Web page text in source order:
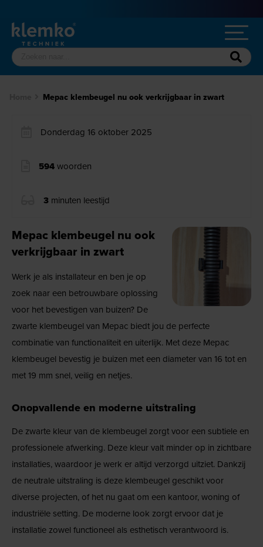
Mepac klembeugel nu ook verkrijgbaar in zwart
Donderdag 16 oktober 2025
594woorden
3 minuten leestijd
Mepac klembeugel nu ook
verkrijgbaar in zwart
Werk je als installateur en ben je op
zoek naar een betrouwbare oplossing
voor het bevestigen van buizen? De
zwarte klembeugel van Mepac biedt jou de perfecte
combinatie van functionaliteit en uiterlijk. Met deze Mepac
klembeugel bevestig je buizen met een diameter van 16 tot en
met 19 mm snel, veilig en netjes.
Onopvallende en moderne uitstraling
De zwarte kleur van de klembeugel zorgt voor een subtiele en
professionele afwerking. Deze kleur valt minder op in zichtbare
installaties, waardoor je werk er altijd verzorgd uitziet. Dankzij
de neutrale uitstraling is deze klembeugel geschikt voor
diverse projecten, of het nu gaat om een kantoor, woning of
industriële setting. De moderne look zorgt ervoor dat je
installatie zowel functioneel als esthetisch verantwoord is.